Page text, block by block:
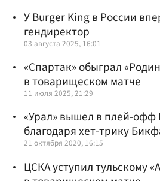
У Burger King в России
гендиректор
03 августа 2025, 16:01
«Спартак» обыграл
в товарищеском матче
11 июля 2025, 21:29
«Урал» вышел в плей-офф
благодаря хет-трику
21 октября 2020, 16:15
ЦСКА уступил тульскому